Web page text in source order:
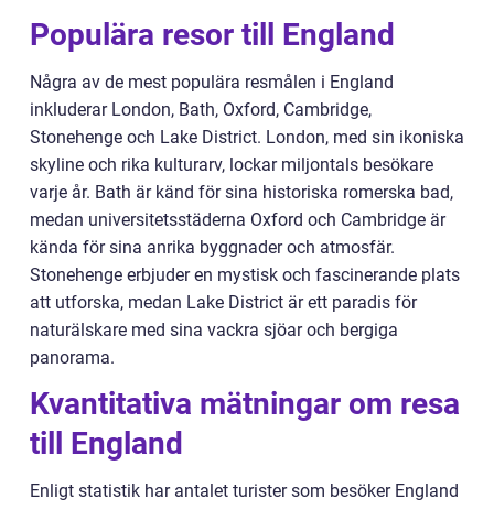
Populära resor till England
Några av de mest populära resmålen i England
inkluderar London, Bath, Oxford, Cambridge,
Stonehenge och Lake District. London, med sin ikoniska
skyline och rika kulturarv, lockar miljontals besökare
varje år. Bath är känd för sina historiska romerska bad,
medan universitetsstäderna Oxford och Cambridge är
kända för sina anrika byggnader och atmosfär.
Stonehenge erbjuder en mystisk och fascinerande plats
att utforska, medan Lake District är ett paradis för
naturälskare med sina vackra sjöar och bergiga
panorama.
Kvantitativa mätningar om resa
till England
Enligt statistik har antalet turister som besöker England